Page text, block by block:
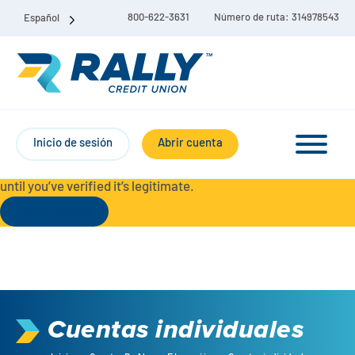
Español 800-622-3631 Número de ruta: 314978543
Inicio de sesión Abrir cuenta
Cuenta corriente Liberty
Ahorro
contact Rally Credit Union using our official phone numbers. If
you receive a letter, email, text message, or other
until you’ve verified it’s legitimate.
Cuentas individuales